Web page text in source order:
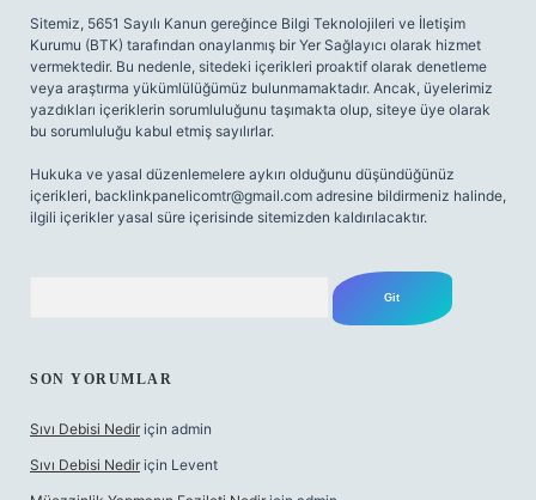
Sitemiz, 5651 Sayılı Kanun gereğince Bilgi Teknolojileri ve İletişim
Kurumu (BTK) tarafından onaylanmış bir Yer Sağlayıcı olarak hizmet
vermektedir. Bu nedenle, sitedeki içerikleri proaktif olarak denetleme
veya araştırma yükümlülüğümüz bulunmamaktadır. Ancak, üyelerimiz
yazdıkları içeriklerin sorumluluğunu taşımakta olup, siteye üye olarak
bu sorumluluğu kabul etmiş sayılırlar.
Hukuka ve yasal düzenlemelere aykırı olduğunu düşündüğünüz
içerikleri, backlinkpanelicomtr@gmail.com adresine bildirmeniz halinde,
ilgili içerikler yasal süre içerisinde sitemizden kaldırılacaktır.
SON YORUMLAR
Sıvı Debisi Nedir için admin
Sıvı Debisi Nedir için Levent